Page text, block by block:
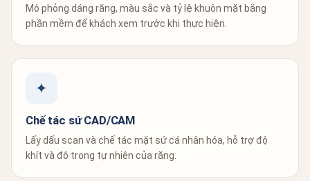
Mô phỏng dáng răng, màu sắc và tỷ lệ khuôn mặt bằng
phần mềm để khách xem trước khi thực hiện.
✦
Chế tác sứ CAD/CAM
Lấy dấu scan và chế tác mặt sứ cá nhân hóa, hỗ trợ độ
khít và độ trong tự nhiên của răng.